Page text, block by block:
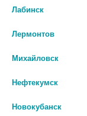
Лабинск
Лермонтов
Михайловск
Нефтекумск
Новокубанск